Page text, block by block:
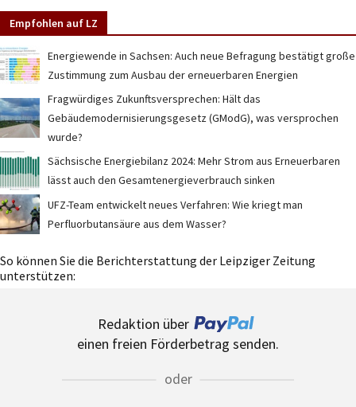
Empfohlen auf LZ
Energiewende in Sachsen: Auch neue Befragung bestätigt große
Zustimmung zum Ausbau der erneuerbaren Energien
Fragwürdiges Zukunftsversprechen: Hält das
Gebäudemodernisierungsgesetz (GModG), was versprochen
wurde?
Sächsische Energiebilanz 2024: Mehr Strom aus Erneuerbaren
lässt auch den Gesamtenergieverbrauch sinken
UFZ-Team entwickelt neues Verfahren: Wie kriegt man
Perfluorbutansäure aus dem Wasser?
So können Sie die Berichterstattung der Leipziger Zeitung
unterstützen:
Redaktion über
einen freien Förderbetrag senden.
oder